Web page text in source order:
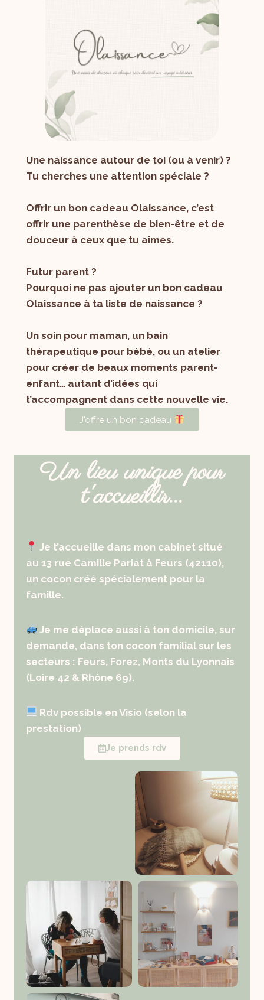
Une naissance autour de toi (ou à venir) ?
Tu cherches une attention spéciale ?
Offrir un bon cadeau Olaissance, c’est
offrir une parenthèse de bien-être et de
douceur à ceux que tu aimes.
Futur parent ?
Pourquoi ne pas ajouter un bon cadeau
Olaissance à ta liste de naissance ?
Un soin pour maman, un bain
thérapeutique pour bébé, ou un atelier
pour créer de beaux moments parent-
enfant… autant d’idées qui
t’accompagnent dans cette nouvelle vie.
J'offre un bon cadeau
Un lieu unique pour
t'accueillir...
Je t’accueille dans mon cabinet situé
au 13 rue Camille Pariat à Feurs (42110),
un cocon créé spécialement pour la
famille.
Je me déplace aussi à ton domicile, sur
demande, dans ton cocon familial sur les
secteurs : Feurs, Forez, Monts du Lyonnais
(Loire 42 & Rhône 69).
Rdv possible en Visio (selon la
prestation)
Je prends rdv